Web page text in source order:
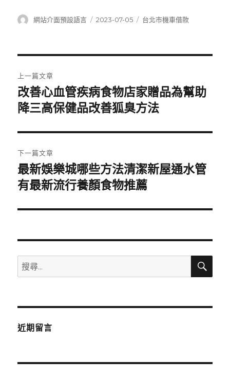
作
網站介面預設語言
發
2023-07-05
分
台北市機車借款
章
導
覽
上一篇文章
上
一
文
章:
改善心血管疾病食物店家贈品為幫助
降三高保健品改善狐臭方法
下一篇文章
下
一
文
最新娛樂城哪些方法清潔新屋通水管
有最新流行養顏食物推薦
搜
尋
鍵
搜
近期留言